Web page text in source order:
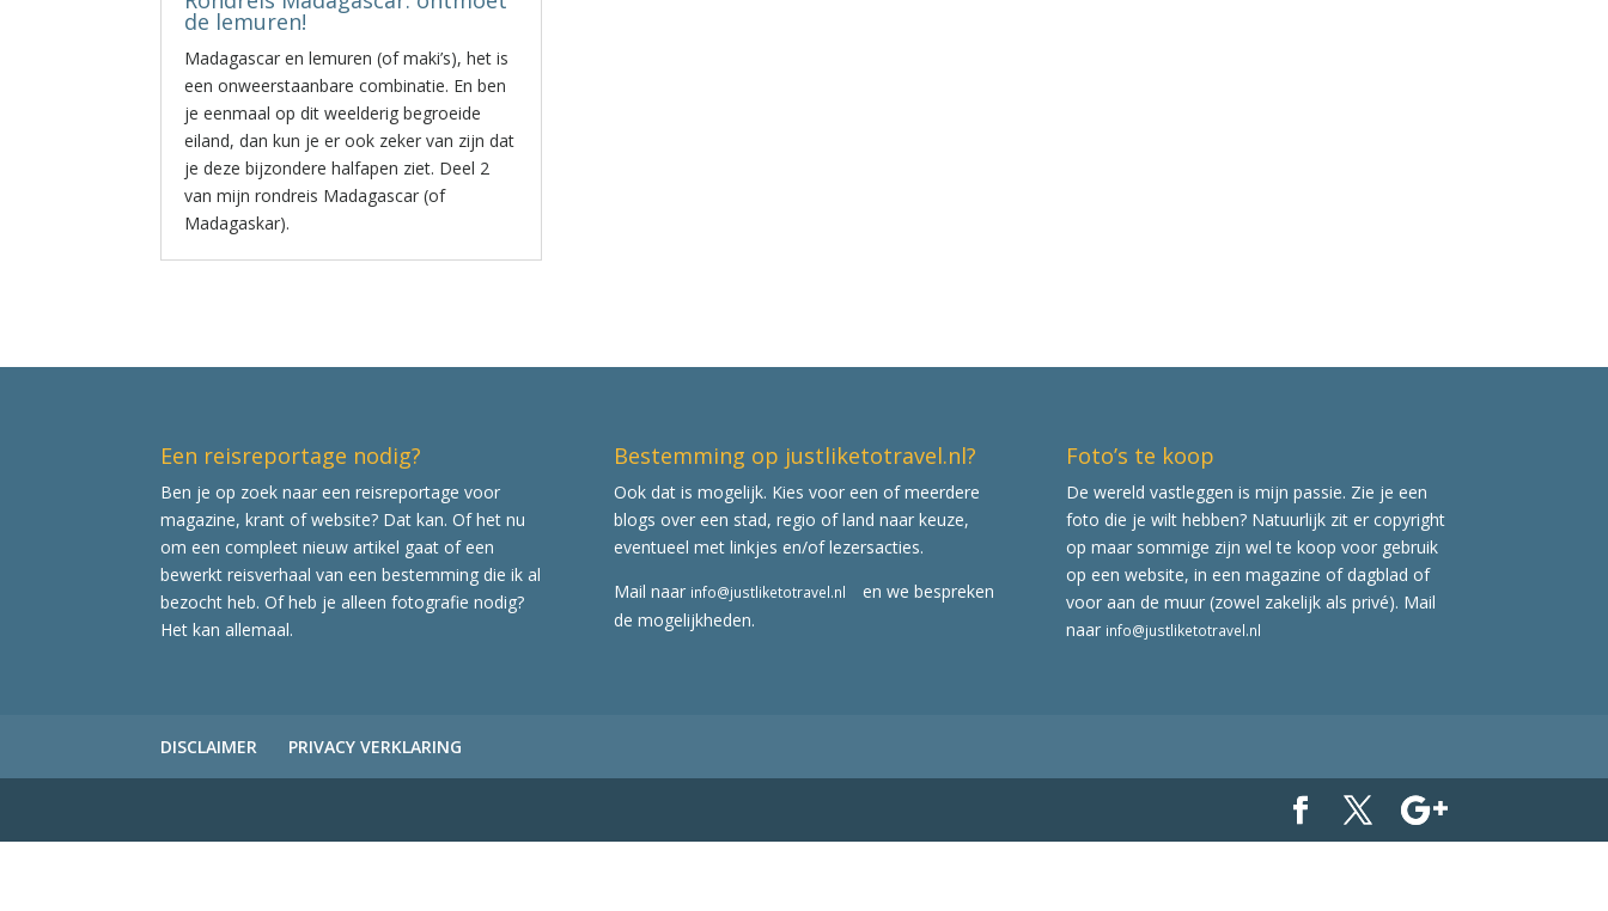
de lemuren!
Madagascar en lemuren (of maki’s), het is
een onweerstaanbare combinatie. En ben
je eenmaal op dit weelderig begroeide
eiland, dan kun je er ook zeker van zijn dat
je deze bijzondere halfapen ziet. Deel 2
van mijn rondreis Madagascar (of
Madagaskar).
Een reisreportage nodig?
Ben je op zoek naar een reisreportage voor
magazine, krant of website? Dat kan. Of het nu
om een compleet nieuw artikel gaat of een
bewerkt reisverhaal van een bestemming die ik al
bezocht heb. Of heb je alleen fotografie nodig?
Het kan allemaal.
Bestemming op justliketotravel.nl?
Ook dat is mogelijk. Kies voor een of meerdere
blogs over een stad, regio of land naar keuze,
eventueel met linkjes en/of lezersacties.
Mail naar info@justliketotravel.nl
en we bespreken
de mogelijkheden.
Foto’s te koop
De wereld vastleggen is mijn passie. Zie je een
foto die je wilt hebben? Natuurlijk zit er copyright
op maar sommige zijn wel te koop voor gebruik
op een website, in een magazine of dagblad of
voor aan de muur (zowel zakelijk als privé). Mail
naar info@justliketotravel.nl
DISCLAIMER PRIVACY VERKLARING